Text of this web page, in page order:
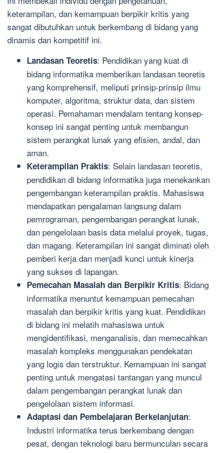
keterampilan, dan kemampuan berpikir kritis yang
sangat dibutuhkan untuk berkembang di bidang yang
dinamis dan kompetitif ini.
Landasan Teoretis: Pendidikan yang kuat di
bidang informatika memberikan landasan teoretis
yang komprehensif, meliputi prinsip-prinsip ilmu
komputer, algoritma, struktur data, dan sistem
operasi. Pemahaman mendalam tentang konsep-
konsep ini sangat penting untuk membangun
sistem perangkat lunak yang efisien, andal, dan
aman.
Keterampilan Praktis: Selain landasan teoretis,
pendidikan di bidang informatika juga menekankan
pengembangan keterampilan praktis. Mahasiswa
mendapatkan pengalaman langsung dalam
pemrograman, pengembangan perangkat lunak,
dan pengelolaan basis data melalui proyek, tugas,
dan magang. Keterampilan ini sangat diminati oleh
pemberi kerja dan menjadi kunci untuk kinerja
yang sukses di lapangan.
Pemecahan Masalah dan Berpikir Kritis: Bidang
informatika menuntut kemampuan pemecahan
masalah dan berpikir kritis yang kuat. Pendidikan
di bidang ini melatih mahasiswa untuk
mengidentifikasi, menganalisis, dan memecahkan
masalah kompleks menggunakan pendekatan
yang logis dan terstruktur. Kemampuan ini sangat
penting untuk mengatasi tantangan yang muncul
dalam pengembangan perangkat lunak dan
pengelolaan sistem informasi.
Adaptasi dan Pembelajaran Berkelanjutan:
Industri informatika terus berkembang dengan
pesat, dengan teknologi baru bermunculan secara